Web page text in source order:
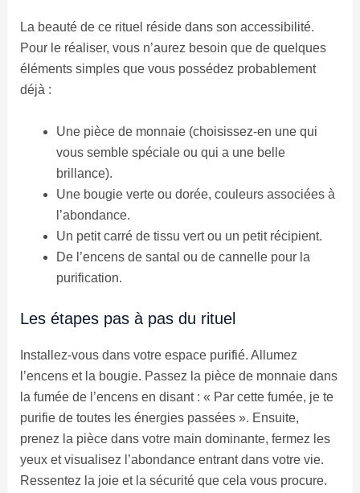
La beauté de ce rituel réside dans son accessibilité.
Pour le réaliser, vous n’aurez besoin que de quelques
éléments simples que vous possédez probablement
déjà :
Une pièce de monnaie (choisissez-en une qui
vous semble spéciale ou qui a une belle
brillance).
Une bougie verte ou dorée, couleurs associées à
l’abondance.
Un petit carré de tissu vert ou un petit récipient.
De l’encens de santal ou de cannelle pour la
purification.
Les étapes pas à pas du rituel
Installez-vous dans votre espace purifié. Allumez
l’encens et la bougie. Passez la pièce de monnaie dans
la fumée de l’encens en disant : « Par cette fumée, je te
purifie de toutes les énergies passées ». Ensuite,
prenez la pièce dans votre main dominante, fermez les
yeux et visualisez l’abondance entrant dans votre vie.
Ressentez la joie et la sécurité que cela vous procure.